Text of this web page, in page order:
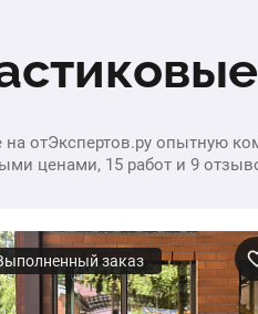
на отЭкспертов.ру опытную
ценами, 15 работ и 9
заказ